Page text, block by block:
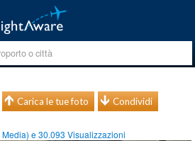
Carica le tue foto Condividi
Media) e30.093 Visualizzazioni